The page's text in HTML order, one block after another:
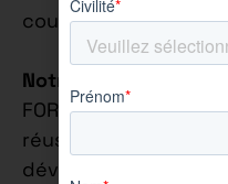
cours.
Notre Philosophie
FORMATION, nous
réussite académique
développement